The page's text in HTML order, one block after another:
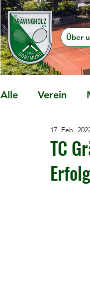
Über
Alle Verein
TC
17. Feb.